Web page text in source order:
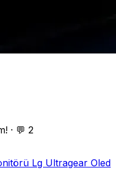
· 💬 2
Lg Ultragear Oled